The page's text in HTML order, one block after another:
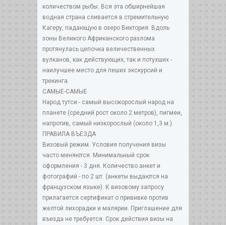
количеством рыбы. Вся эта обширнейшая
водная страна сливается в стремительную
Кагеру, падающую в озеро Виктория. Вдоль
зоны Великого Африканского разлома
протянулась цепочка величественных
вулканов, как действующих, так и потухших -
наилучшее место для пеших экскурсий и
трекинга.
САМЫЕ-САМЫЕ
Народ тутси - самый высокорослый народ на
планете (средний рост около 2 метров), пигмеи,
напротив, самый низкорослый (около 1,3 м.).
ПРАВИЛА ВЪЕЗДА
Визовый режим. Условия получения визы
часто меняются. Минимальный срок
оформления - 3 дня. Количество анкет и
фотографий - по 2 шт. (анкеты выдаются на
французском языке). К визовому запросу
прилагается сертификат о прививке против
желтой лихорадки и малярии. Приглашение для
въезда не требуется. Срок действия визы на